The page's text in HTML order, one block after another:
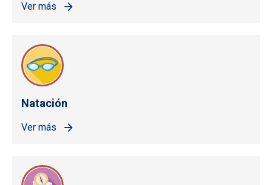
Ver más
Natación
Ver más